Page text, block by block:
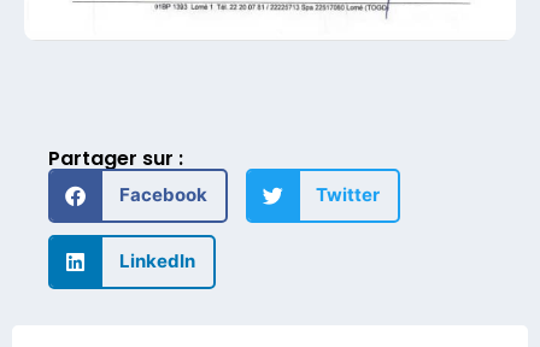
Partager sur :
Facebook Twitter
LinkedIn